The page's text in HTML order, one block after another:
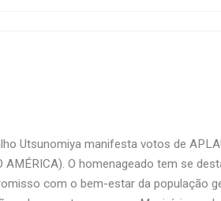
Utsunomiya manifesta votos de
AMÉRICA). O homenageado tem se
com o bem-estar da população